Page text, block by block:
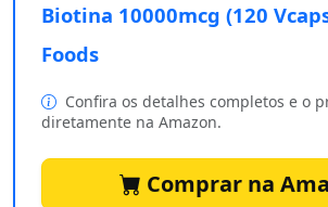
Biotina 10000mcg (120
Foods
Confira os detalhes completos e o
diretamente na Amazon.
Comprar na